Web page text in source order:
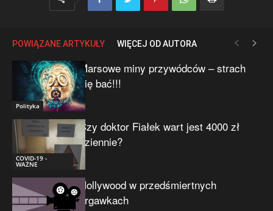
POWIĄZANE ARTYKUŁY WIĘCEJ OD AUTORA
Polityka
Marsowe miny przywódców – strach
się bać!!!
COVID-19 -
WAŻNE
Czy doktor Fiałek wart jest 4000 zł
dziennie?
Hollywood w przedśmiertnych
drgawkach